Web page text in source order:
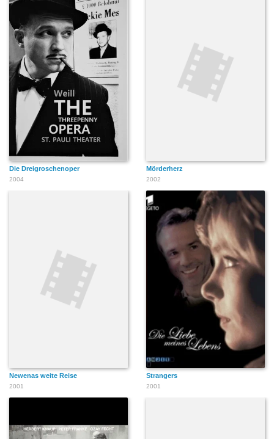
Die Dreigroschenoper
2004
Mörderherz
2002
Newenas weite Reise
2001
Strangers
2001